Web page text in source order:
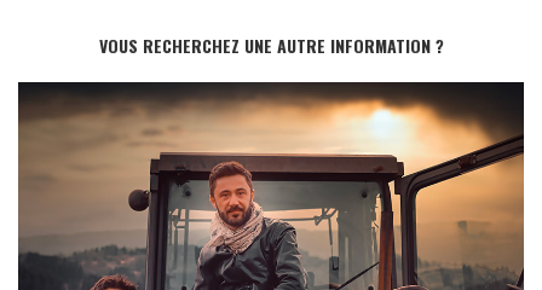
VOUS RECHERCHEZ UNE AUTRE INFORMATION ?